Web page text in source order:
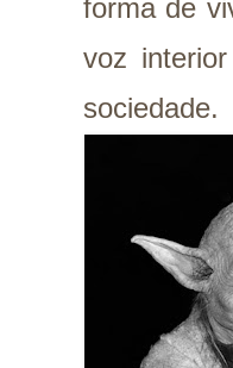
forma de
voz
sociedade.